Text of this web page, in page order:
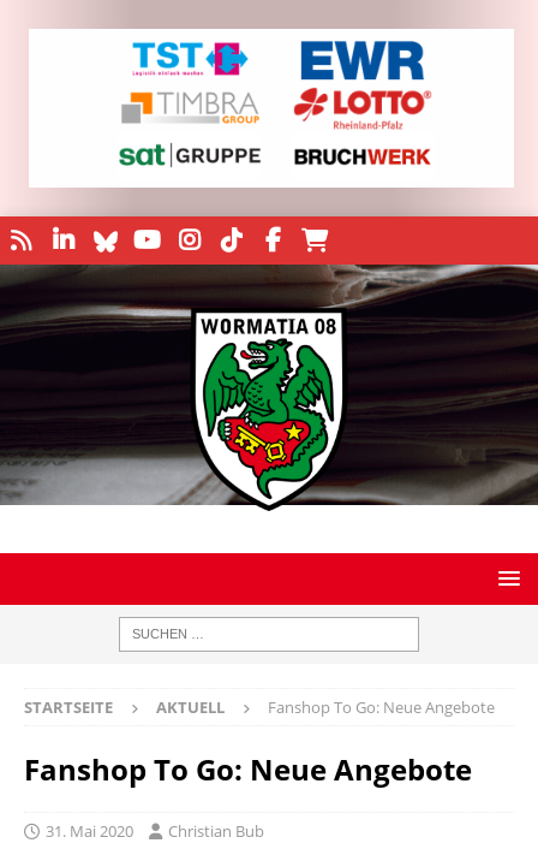
STARTSEITE AKTUELL Fanshop To Go: Neue Angebote
Fanshop To Go: Neue Angebote
31. Mai 2020 Christian Bub